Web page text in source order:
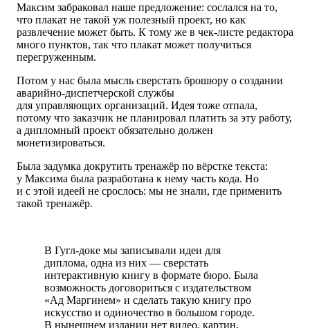
Максим забраковал наше предложение: сослался на то,
что плакат не такой уж полезный проект, но как
развлечение может быть. К тому же в чек-листе редактора
много пунктов, так что плакат может получиться
перегруженным.
Потом у нас была мысль сверстать брошюру о создании
аварийно-диспетчерской службы
для управляющих организаций. Идея тоже отпала,
потому что заказчик не планировал платить за эту работу,
а дипломный проект обязательно должен
монетизироваться.
Была задумка докрутить тренажёр по вёрстке текста:
у Максима была разработана к нему часть кода. Но
и с этой идеей не срослось: мы не знали, где применить
такой тренажёр.
В Гугл-доке мы записывали идеи для
диплома, одна из них — сверстать
интерактивную книгу в формате бюро. Была
возможность договориться с издательством
«Ад Маргинем» и сделать такую книгу про
искусство и одиночество в большом городе.
В нынешнем издании нет видео, картин,